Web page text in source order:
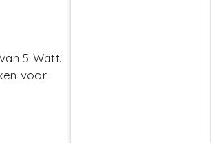
5 Watt.
voor